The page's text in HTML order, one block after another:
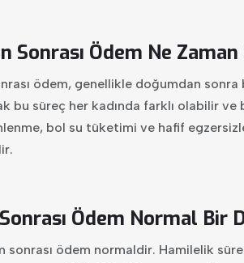
Sonrası Ödem Ne Zaman
ödem, genellikle doğumdan
bu süreç her kadında farklı olabilir ve
bol su tüketimi ve hafif
Ödem Normal Bir
sonrası ödem normaldir. Hamilelik